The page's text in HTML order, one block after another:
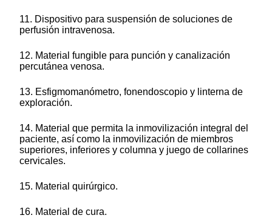
11. Dispositivo para suspensión de soluciones de
perfusión intravenosa.
12. Material fungible para punción y canalización
percutánea venosa.
13. Esfigmomanómetro, fonendoscopio y linterna de
exploración.
14. Material que permita la inmovilización integral del
paciente, así como la inmovilización de miembros
superiores, inferiores y columna y juego de collarines
cervicales.
15. Material quirúrgico.
16. Material de cura.